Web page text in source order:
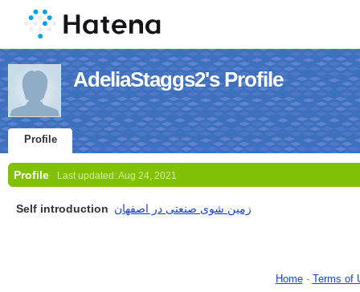
AdeliaStaggs2's Profile
Profile
Profile Last updated:Aug 24, 2021
Self introduction زمین شوی صنعتی در اصفهان
Home- Terms of